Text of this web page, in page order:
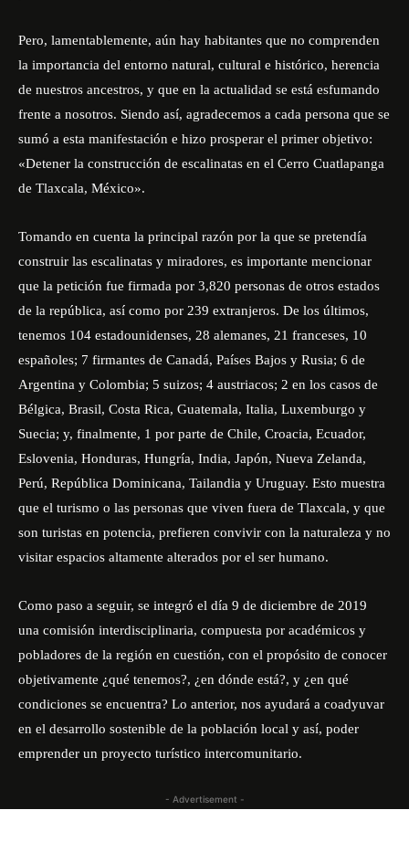
Pero, lamentablemente, aún hay habitantes que no comprenden
la importancia del entorno natural, cultural e histórico, herencia
de nuestros ancestros, y que en la actualidad se está esfumando
frente a nosotros. Siendo así, agradecemos a cada persona que se
sumó a esta manifestación e hizo prosperar el primer objetivo:
«Detener la construcción de escalinatas en el Cerro Cuatlapanga
de Tlaxcala, México».
Tomando en cuenta la principal razón por la que se pretendía
construir las escalinatas y miradores, es importante mencionar
que la petición fue firmada por 3,820 personas de otros estados
de la república, así como por 239 extranjeros. De los últimos,
tenemos 104 estadounidenses, 28 alemanes, 21 franceses, 10
españoles; 7 firmantes de Canadá, Países Bajos y Rusia; 6 de
Argentina y Colombia; 5 suizos; 4 austriacos; 2 en los casos de
Bélgica, Brasil, Costa Rica, Guatemala, Italia, Luxemburgo y
Suecia; y, finalmente, 1 por parte de Chile, Croacia, Ecuador,
Eslovenia, Honduras, Hungría, India, Japón, Nueva Zelanda,
Perú, República Dominicana, Tailandia y Uruguay. Esto muestra
que el turismo o las personas que viven fuera de Tlaxcala, y que
son turistas en potencia, prefieren convivir con la naturaleza y no
visitar espacios altamente alterados por el ser humano.
Como paso a seguir, se integró el día 9 de diciembre de 2019
una comisión interdisciplinaria, compuesta por académicos y
pobladores de la región en cuestión, con el propósito de conocer
objetivamente ¿qué tenemos?, ¿en dónde está?, y ¿en qué
condiciones se encuentra? Lo anterior, nos ayudará a coadyuvar
en el desarrollo sostenible de la población local y así, poder
emprender un proyecto turístico intercomunitario.
- Advertisement -